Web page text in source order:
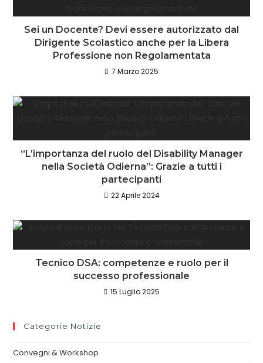
Sei un Docente? Devi essere autorizzato dal
Dirigente Scolastico anche per la Libera
Professione non Regolamentata
7 Marzo 2025
“L’importanza del ruolo del Disability Manager
nella Società Odierna”: Grazie a tutti i
partecipanti
22 Aprile 2024
Tecnico DSA: competenze e ruolo per il
successo professionale
15 Luglio 2025
Categorie Notizie
Convegni & Workshop